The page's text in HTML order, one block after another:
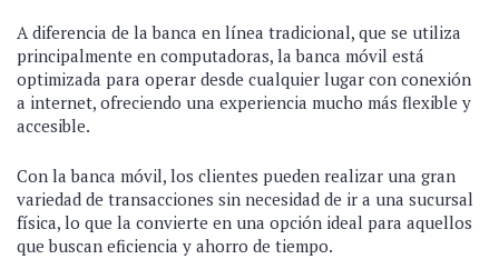
A diferencia de la banca en línea tradicional, que se utiliza
principalmente en computadoras, la banca móvil está
optimizada para operar desde cualquier lugar con conexión
a internet, ofreciendo una experiencia mucho más flexible y
accesible.
Con la banca móvil, los clientes pueden realizar una gran
variedad de transacciones sin necesidad de ir a una sucursal
física, lo que la convierte en una opción ideal para aquellos
que buscan eficiencia y ahorro de tiempo.